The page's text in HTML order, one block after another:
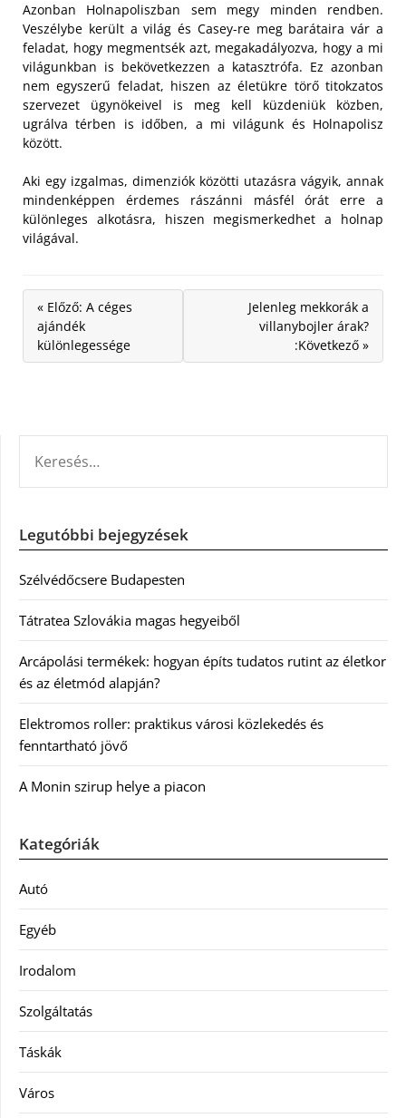
Azonban Holnapoliszban sem megy minden rendben.
Veszélybe került a világ és Casey-re meg barátaira vár a
feladat, hogy megmentsék azt, megakadályozva, hogy a mi
világunkban is bekövetkezzen a katasztrófa. Ez azonban
nem egyszerű feladat, hiszen az életükre törő titokzatos
szervezet ügynökeivel is meg kell küzdeniük közben,
ugrálva térben is időben, a mi világunk és Holnapolisz
között.
Aki egy izgalmas, dimenziók közötti utazásra vágyik, annak
mindenképpen érdemes rászánni másfél órát erre a
különleges alkotásra, hiszen megismerkedhet a holnap
világával.
« Előző: A céges
ajándék
különlegessége
Jelenleg mekkorák a
villanybojler árak?
:Következő »
Legutóbbi bejegyzések
Szélvédőcsere Budapesten
Tátratea Szlovákia magas hegyeiből
Arcápolási termékek: hogyan építs tudatos rutint az életkor
és az életmód alapján?
Elektromos roller: praktikus városi közlekedés és
fenntartható jövő
A Monin szirup helye a piacon
Kategóriák
Autó
Egyéb
Irodalom
Szolgáltatás
Táskák
Város